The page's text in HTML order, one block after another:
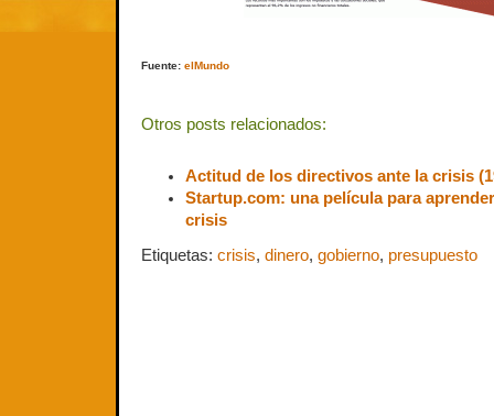
Fuente: elMundo
Otros posts relacionados:
Actitud de los directivos ante la crisis
Startup.com: una película para
crisis
Etiquetas: crisis, dinero, gobierno, presupuesto